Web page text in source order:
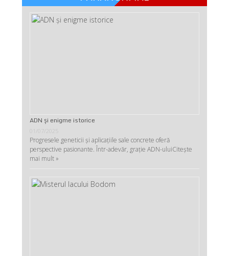
ADN şi enigme istorice
01/07/2025
Progresele geneticii şi aplicaţiile sale concrete oferă
perspective pasionante. Într-adevăr, graţie ADN-uluiCitește
mai mult »